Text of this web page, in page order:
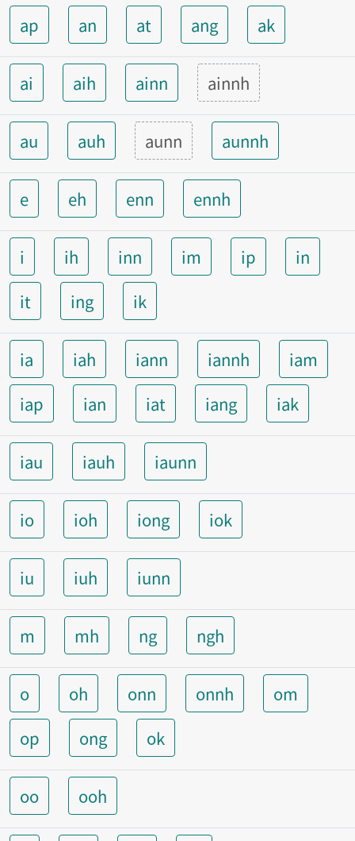
ap
an at ang ak
ai aih ainn ainnh
au auh aunn aunnh
e eh enn ennh
i ih inn im ip
in
it
ing ik
ia iah iann iannh
iam
iap
ian iat iang iak
iau iauh iaunn
io ioh iong iok
iu iuh iunn
m mh ng ngh
o oh onn onnh
om
op
ong ok
oo ooh